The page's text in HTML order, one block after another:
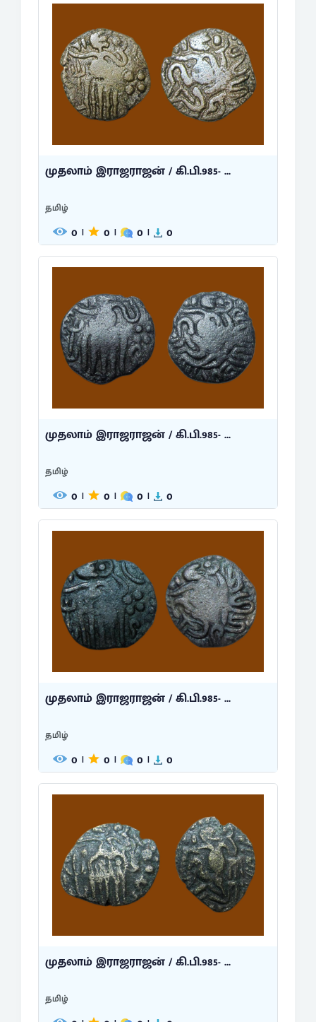
முதலாம் இராஜராஜன் / கி.பி.985- ...
தமிழ்
0 | 0 | 0 | 0
முதலாம் இராஜராஜன் / கி.பி.985- ...
தமிழ்
0 | 0 | 0 | 0
முதலாம் இராஜராஜன் / கி.பி.985- ...
தமிழ்
0 | 0 | 0 | 0
முதலாம் இராஜராஜன் / கி.பி.985- ...
தமிழ்